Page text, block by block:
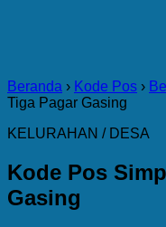
Beranda › Kode Pos ›
Tiga Pagar Gasing
KELURAHAN / DESA
Kode Pos
Gasing